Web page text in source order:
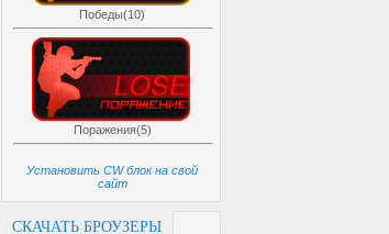
Победы(10)
Поражения(5)
Установить CW блок на свой
сайт
СКАЧАТЬ БРОУЗЕРЫ